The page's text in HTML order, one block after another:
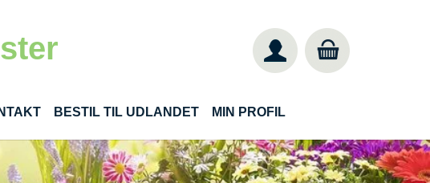
BESTIL TIL UDLANDET MIN PROFIL